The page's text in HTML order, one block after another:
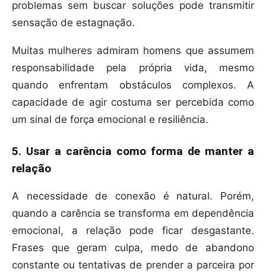
problemas sem buscar soluções pode transmitir
sensação de estagnação.
Muitas mulheres admiram homens que assumem
responsabilidade pela própria vida, mesmo
quando enfrentam obstáculos complexos. A
capacidade de agir costuma ser percebida como
um sinal de força emocional e resiliência.
5. Usar a carência como forma de manter a
relação
A necessidade de conexão é natural. Porém,
quando a carência se transforma em dependência
emocional, a relação pode ficar desgastante.
Frases que geram culpa, medo de abandono
constante ou tentativas de prender a parceira por